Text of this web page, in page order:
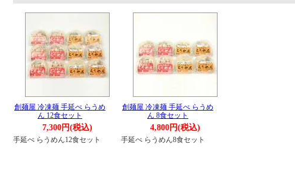
創麺屋 冷凍麺 手延べ らうめ
ん 12食セット
7,300円(税込)
手延べ らうめん12食セット
創麺屋 冷凍麺 手延べ らうめ
ん 8食セット
4,800円(税込)
手延べ らうめん8食セット